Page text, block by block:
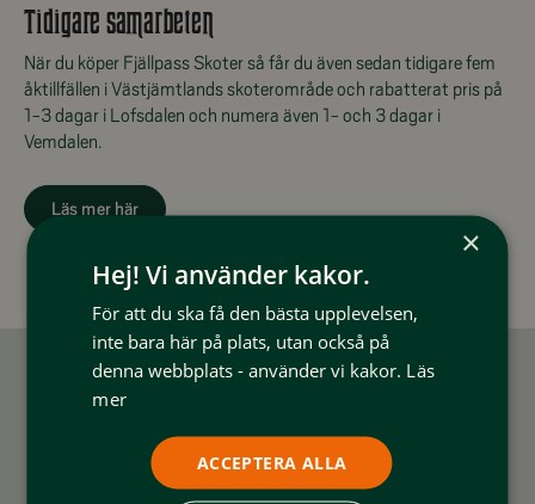
Tidigare samarbeten
När du köper Fjällpass Skoter så får du även sedan tidigare fem
åktillfällen i Västjämtlands skoterområde och rabatterat pris på
1-3 dagar i Lofsdalen och numera även 1- och 3 dagar i
Vemdalen.
Läs mer här
Du kanske också gillar det här?
×
Hej! Vi använder kakor.
För att du ska få den bästa upplevelsen,
inte bara här på plats, utan också på
denna webbplats - använder vi kakor. Läs
mer
ACCEPTERA ALLA